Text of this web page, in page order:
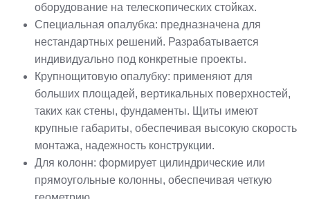
оборудование на телескопических стойках.
Специальная опалубка: предназначена для
нестандартных решений. Разрабатывается
индивидуально под конкретные проекты.
Крупнощитовую опалубку: применяют для
больших площадей, вертикальных поверхностей,
таких как стены, фундаменты. Щиты имеют
крупные габариты, обеспечивая высокую скорость
монтажа, надежность конструкции.
Для колонн: формирует цилиндрические или
прямоугольные колонны, обеспечивая четкую